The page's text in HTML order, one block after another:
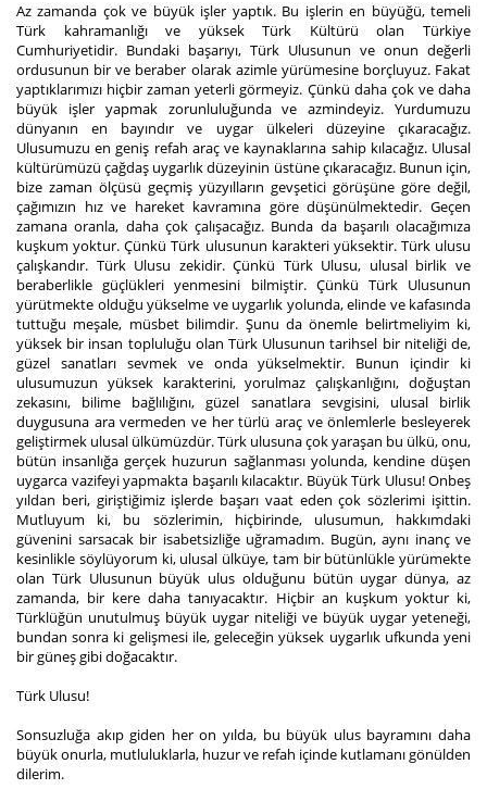
Az zamanda çok ve büyük işler yaptık. Bu işlerin en büyüğü, temeli
Türk kahramanlığı ve yüksek Türk Kültürü olan Türkiye
Cumhuriyetidir. Bundaki başarıyı, Türk Ulusunun ve onun değerli
ordusunun bir ve beraber olarak azimle yürümesine borçluyuz. Fakat
yaptıklarımızı hiçbir zaman yeterli görmeyiz. Çünkü daha çok ve daha
büyük işler yapmak zorunluluğunda ve azmindeyiz. Yurdumuzu
dünyanın en bayındır ve uygar ülkeleri düzeyine çıkaracağız.
Ulusumuzu en geniş refah araç ve kaynaklarına sahip kılacağız. Ulusal
kültürümüzü çağdaş uygarlık düzeyinin üstüne çıkaracağız. Bunun için,
bize zaman ölçüsü geçmiş yüzyılların gevşetici görüşüne göre değil,
çağımızın hız ve hareket kavramına göre düşünülmektedir. Geçen
zamana oranla, daha çok çalışacağız. Bunda da başarılı olacağımıza
kuşkum yoktur. Çünkü Türk ulusunun karakteri yüksektir. Türk ulusu
çalışkandır. Türk Ulusu zekidir. Çünkü Türk Ulusu, ulusal birlik ve
beraberlikle güçlükleri yenmesini bilmiştir. Çünkü Türk Ulusunun
yürütmekte olduğu yükselme ve uygarlık yolunda, elinde ve kafasında
tuttuğu meşale, müsbet bilimdir. Şunu da önemle belirtmeliyim ki,
yüksek bir insan topluluğu olan Türk Ulusunun tarihsel bir niteliği de,
güzel sanatları sevmek ve onda yükselmektir. Bunun içindir ki
ulusumuzun yüksek karakterini, yorulmaz çalışkanlığını, doğuştan
zekasını, bilime bağlılığını, güzel sanatlara sevgisini, ulusal birlik
duygusuna ara vermeden ve her türlü araç ve önlemlerle besleyerek
geliştirmek ulusal ülkümüzdür. Türk ulusuna çok yaraşan bu ülkü, onu,
bütün insanlığa gerçek huzurun sağlanması yolunda, kendine düşen
uygarca vazifeyi yapmakta başarılı kılacaktır. Büyük Türk Ulusu! Onbeş
yıldan beri, giriştiğimiz işlerde başarı vaat eden çok sözlerimi işittin.
Mutluyum ki, bu sözlerimin, hiçbirinde, ulusumun, hakkımdaki
güvenini sarsacak bir isabetsizliğe uğramadım. Bugün, aynı inanç ve
kesinlikle söylüyorum ki, ulusal ülküye, tam bir bütünlükle yürümekte
olan Türk Ulusunun büyük ulus olduğunu bütün uygar dünya, az
zamanda, bir kere daha tanıyacaktır. Hiçbir an kuşkum yoktur ki,
Türklüğün unutulmuş büyük uygar niteliği ve büyük uygar yeteneği,
bundan sonra ki gelişmesi ile, geleceğin yüksek uygarlık ufkunda yeni
bir güneş gibi doğacaktır.
Türk Ulusu!
Sonsuzluğa akıp giden her on yılda, bu büyük ulus bayramını daha
büyük onurla, mutluluklarla, huzur ve refah içinde kutlamanı gönülden
dilerim.